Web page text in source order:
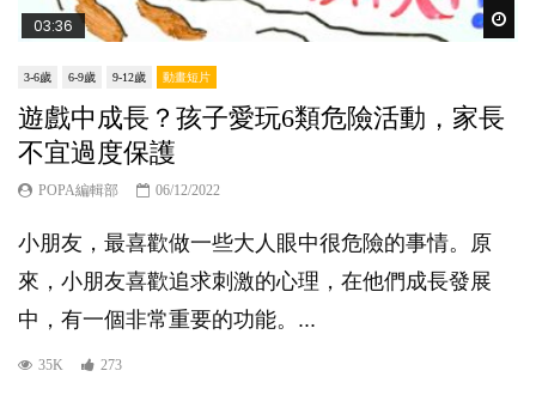
03:36
3-6歲 6-9歲 9-12歲 動畫短片
遊戲中成長？孩子愛玩6類危險活動，家長
不宜過度保護
POPA編輯部 06/12/2022
小朋友，最喜歡做一些大人眼中很危險的事情。原
來，小朋友喜歡追求刺激的心理，在他們成長發展
中，有一個非常重要的功能。...
35K 273